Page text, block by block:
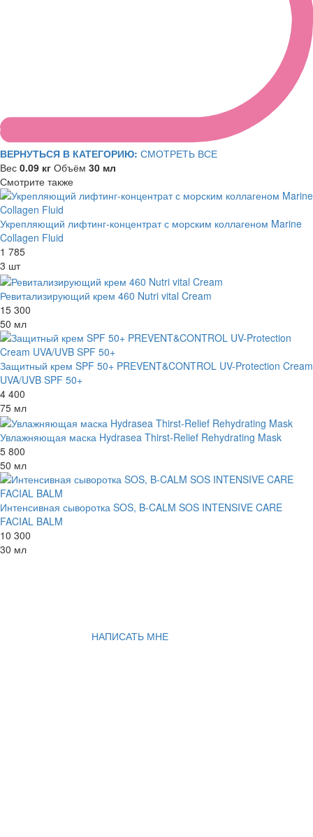
ВЕРНУТЬСЯ В КАТЕГОРИЮ: СМОТРЕТЬ ВСЕ
Вес 0.09 кг Объём 30 мл
Смотрите также
Укрепляющий лифтинг-концентрат с морским коллагеном Marine
Collagen Fluid
1 785
3 шт
Ревитализирующий крем 460 Nutri vital Cream
15 300
50 мл
Защитный крем SPF 50+ PREVENT&CONTROL UV-Protection Cream
UVA/UVB SPF 50+
4 400
75 мл
Увлажняющая маска Hydrasea Thirst-Relief Rehydrating Mask
5 800
50 мл
Интенсивная сыворотка SOS, B-CALM SOS INTENSIVE CARE
FACIAL BALM
10 300
30 мл
НАПИСАТЬ МНЕ